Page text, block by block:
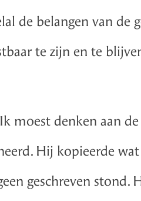
de belangen van de
te zijn en te
moest denken aan
Hij kopieerde wat
geschreven